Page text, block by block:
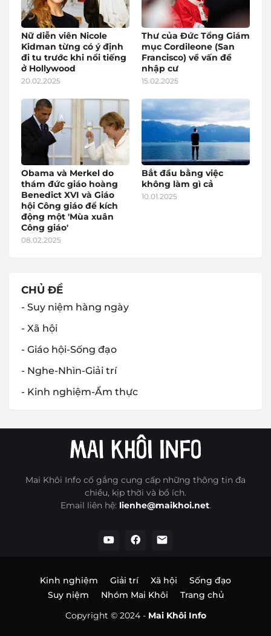
Nữ diễn viên Nicole
Kidman từng có ý định
đi tu trước khi nổi tiếng
ở Hollywood
20.02.2025
Thư của Đức Tổng Giám
mục Cordileone (San
Francisco) về vấn đề
nhập cư
15.02.2025
Obama và Merkel do
thám đức giáo hoàng
Benedict XVI và Giáo
hội Công giáo để kích
động một 'Mùa xuân
Công giáo'
08.02.2025
Bắt đầu bằng việc
không làm gì cả
10.01.2025
CHỦ ĐỀ
- Suy niệm hàng ngày
- Xã hội
- Giáo hội-Sống đạo
- Nghe-Nhìn-Giải trí
- Kinh nghiệm-Ẩm thực
Mai Khôi Info cố gắng cung cấp những thông tin đa
chiều, kịp thời và bổ ích.
Email liên hệ: lienhe@maikhoi.net.
Copyright © 2024 - Mai Khôi Info
Kinh nghiệm Giải trí Xã hội
Sống đạo
Suy niệm
Nhóm Mai Khôi Trang chủ